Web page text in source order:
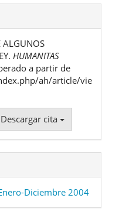
ALGUNOS
HUMANITAS
a partir de
ah/article/vie
Descargar cita
Diciembre 2004